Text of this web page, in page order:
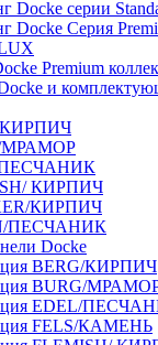
Docke серии
Docke Серия
Premium
и
КИРПИЧ
МРАМОР
ПЕСЧАНИК
КИРПИЧ
КИРПИЧ
ПЕСЧАНИК
Docke
BERG/КИРПИЧ
BURG/
EDEL/
FELS/КАМЕНЬ